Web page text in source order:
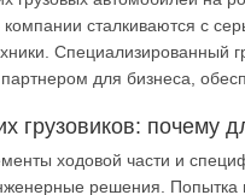
сталкиваются с
Специализированный
партнером для бизнеса,
грузовиков:
ходовой части и
решения. Попытка